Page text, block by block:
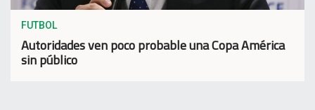
FUTBOL
Autoridades ven poco probable una Copa América
sin público